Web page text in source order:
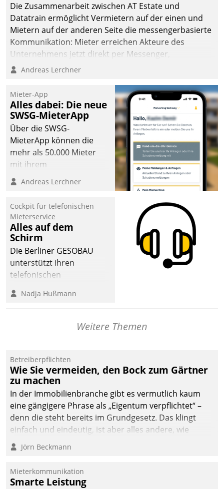
Die Zusammenarbeit zwischen AT Estate und
Datatrain ermöglicht Vermietern auf der einen und
Mietern auf der anderen Seite die messengerbasierte
Kommunikation: Mieter erreichen Akteure des
Unternehmens jetzt direkt per Messenger,
Mitarbeiter oder Dienstleister empfangen oder
Andreas Lerchner
Mieter-App
Alles dabei: Die neue
SWSG-MieterApp
Über die SWSG-
MieterApp können die
mehr als 50.000 Mieter
mit ihrem
Wohnungsunternehmen
kommunizieren, auf dem
einsehen und ändern
oder
Schadensmeldungen
abgeben – rund um die
Uhr.
Andreas Lerchner
Cockpit für telefonischen
Mieterservice
Alles auf dem
Schirm
Die Berliner GESOBAU
unterstützt ihren
telefonischen
digitalen Cockpit, das
situationsbezogen
passende Fragen und
Dialogführung ermöglicht
dem externen
Serviceteam, Anrufe von
Mietenden zügiger und
effizienter zu bearbeiten.
Nadja Hußmann
Weitere Themen
Betreiberpflichten
Wie Sie vermeiden, den Bock zum Gärtner
zu machen
In der Immobilienbranche gibt es vermutlich kaum
eine gängigere Phrase als „Eigentum verpflichtet“ –
denn die steht bereits im Grundgesetz. Das klingt
einfach und eindeutig, ist aber alles andere, wie
Branchenbeschäftigte wissen. Denn mit der
Verantwortung folgen Verpflichtungen.
Jörn Beckmann
Mieterkommunikation
Smarte Leistung